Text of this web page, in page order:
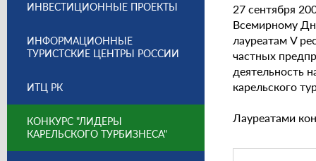
27 сентября
Всемирному
лауреатам V
частных
деятельность
карельского
Лауреатами
ИНВЕСТИЦИОННЫЕ ПРОЕКТЫ
ИНФОРМАЦИОННЫЕ
ТУРИСТСКИЕ ЦЕНТРЫ РОССИИ
ИТЦ РК
КОНКУРС "ЛИДЕРЫ
КАРЕЛЬСКОГО ТУРБИЗНЕСА"